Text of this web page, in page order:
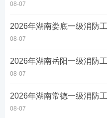
08-07
2026年湖南娄底一级消防
08-07
2026年湖南岳阳一级消防
08-07
2026年湖南常德一级消防
08-07